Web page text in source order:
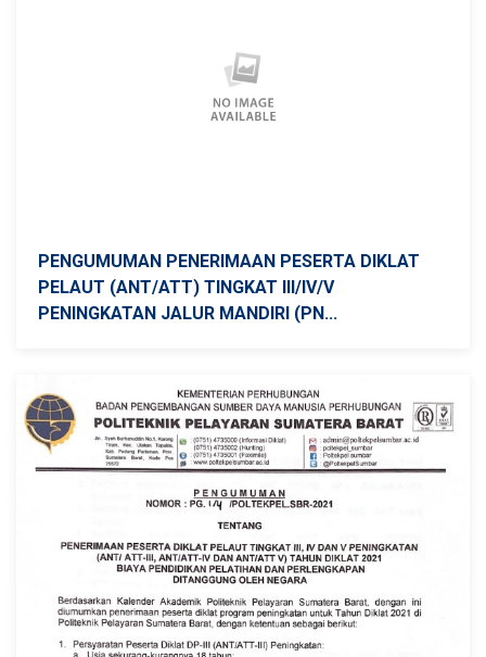
PENGUMUMAN PENERIMAAN PESERTA DIKLAT
PELAUT (ANT/ATT) TINGKAT III/IV/V
PENINGKATAN JALUR MANDIRI (PN...